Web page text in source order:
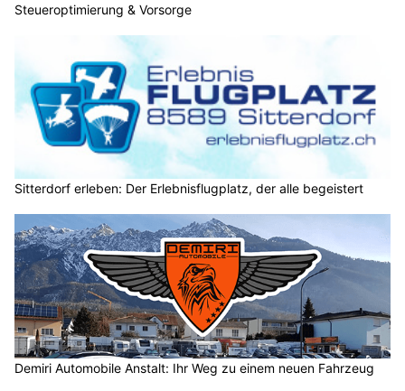
Steueroptimierung & Vorsorge
Sitterdorf erleben: Der Erlebnisflugplatz, der alle begeistert
Demiri Automobile Anstalt: Ihr Weg zu einem neuen Fahrzeug